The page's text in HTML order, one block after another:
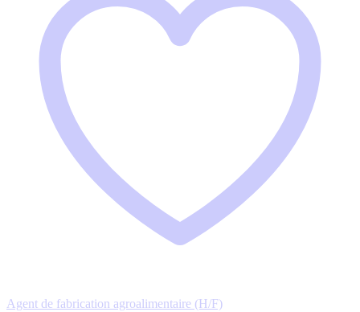
Agent de fabrication agroalimentaire (H/F)